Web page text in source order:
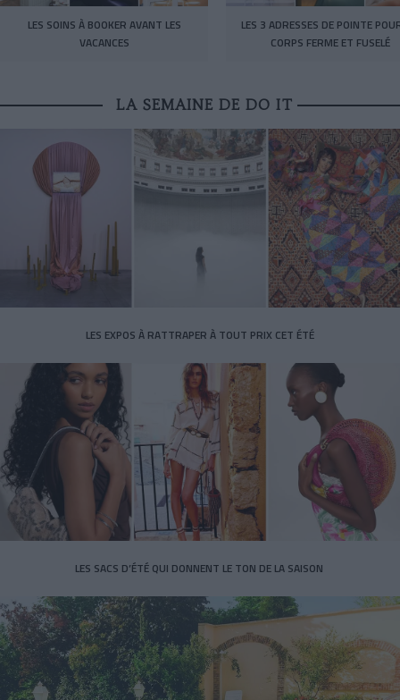
LES SOINS À BOOKER AVANT LES
VACANCES
LES 3 ADRESSES DE POINTE
CORPS FERME ET FUSELÉ
LA SEMAINE DE DO IT
LES EXPOS À RATTRAPER À TOUT PRIX CET ÉTÉ
LES SACS D’ÉTÉ QUI DONNENT LE TON DE LA SAISON